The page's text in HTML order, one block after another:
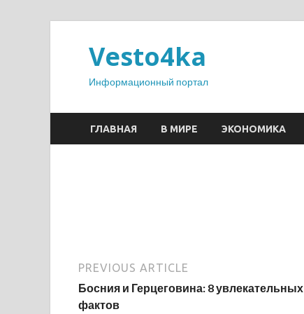
Vesto4ka
Информационный портал
ГЛАВНАЯ В МИРЕ ЭКОНОМИКА
PREVIOUS ARTICLE
Босния и Герцеговина: 8 увлекательных
фактов